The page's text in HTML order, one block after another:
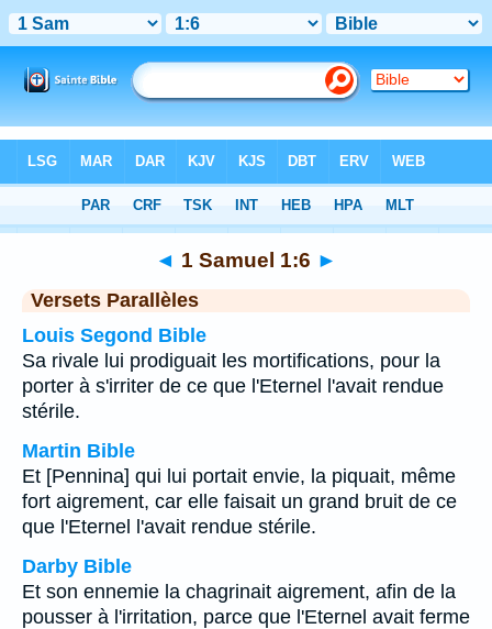
Chapitre 1> Verset 6
◄ 1 Samuel 1:6 ►
Versets Parallèles
Louis Segond Bible
Sa rivale lui prodiguait les mortifications, pour la
porter à s'irriter de ce que l'Eternel l'avait rendue
stérile.
Martin Bible
Et [Pennina] qui lui portait envie, la piquait, même
fort aigrement, car elle faisait un grand bruit de ce
que l'Eternel l'avait rendue stérile.
Darby Bible
Et son ennemie la chagrinait aigrement, afin de la
pousser à l'irritation, parce que l'Eternel avait ferme